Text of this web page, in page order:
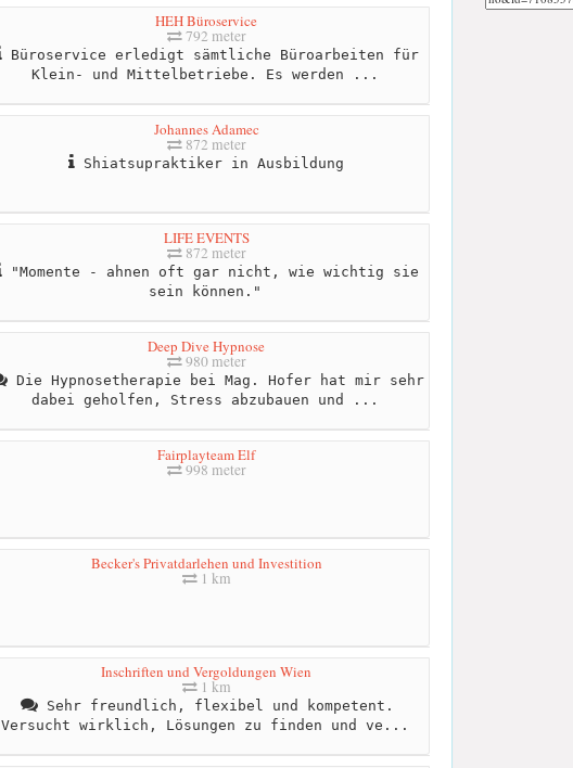
HEH Büroservice
792 meter
Büroservice erledigt sämtliche Büroarbeiten für
Klein- und Mittelbetriebe. Es werden ...
Johannes Adamec
872 meter
Shiatsupraktiker in Ausbildung
LIFE EVENTS
872 meter
"Momente - ahnen oft gar nicht, wie wichtig sie
sein können."
Deep Dive Hypnose
980 meter
Die Hypnosetherapie bei Mag. Hofer hat mir sehr
dabei geholfen, Stress abzubauen und ...
Fairplayteam Elf
998 meter
Becker's Privatdarlehen und Investition
1 km
Inschriften und Vergoldungen Wien
1 km
Sehr freundlich, flexibel und kompetent.
Versucht wirklich, Lösungen zu finden und ve...